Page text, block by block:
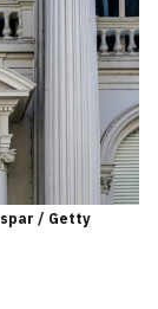
/ Getty